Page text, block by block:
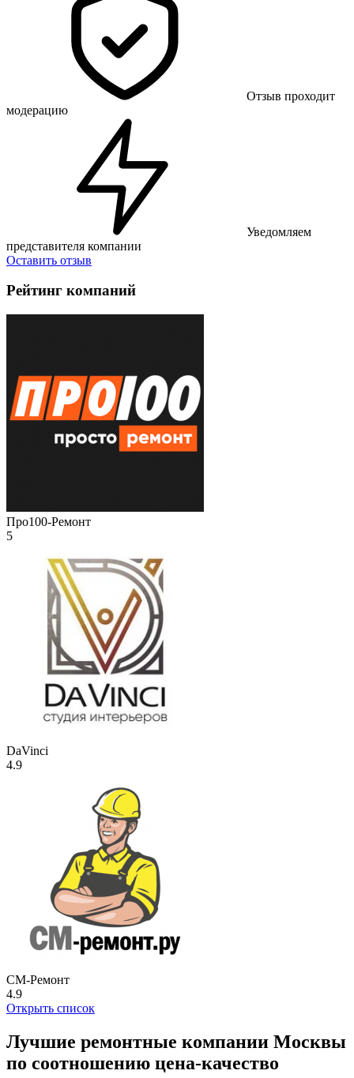
Отзыв проходит
модерацию
Уведомляем
представителя компании
Оставить отзыв
Рейтинг компаний
Про100-Ремонт
5
DaVinci
4.9
СМ-Ремонт
4.9
Открыть список
Лучшие ремонтные компании Москвы
по соотношению цена-качество